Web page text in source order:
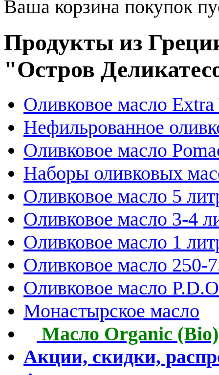
Ваша корзина покупок
Продукты из
"Остров
Оливковое масло
Нефильрованное
Оливковое масло
Наборы оливковых
Оливковое масло 5
Оливковое масло 3-4
Оливковое масло 1
Оливковое масло 250-
Оливковое масло
Монастырское масло
Масло Organic (Bio)
Акции, скидки,